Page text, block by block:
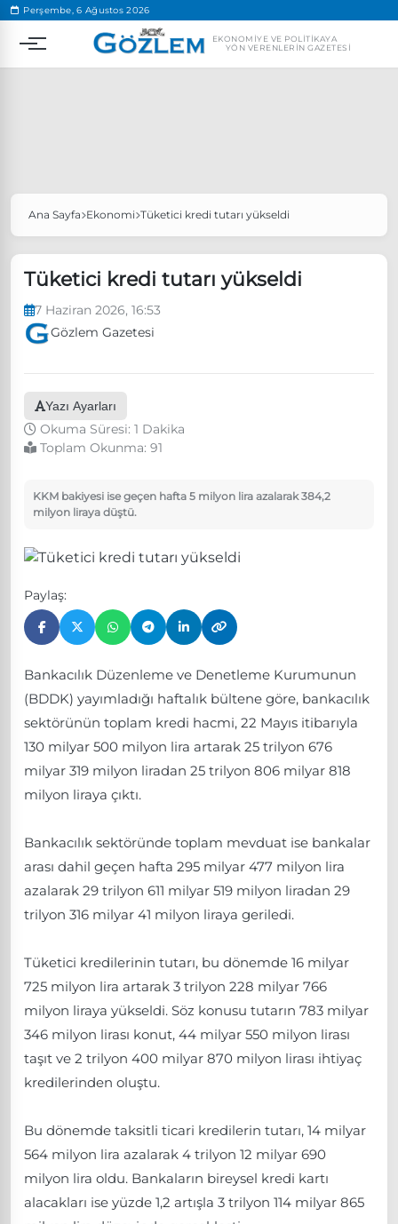
Perşembe, 6 Ağustos 2026
EKONOMIYE VE POLITIKAYA
YÖN VERENLERIN GAZETESI
Popüler Aramalar
Özgür Özel, Ekrem İmamoğlu’nu ziyaret edecek
Ünlü çift bir etkinliğe daha katılmama kararı aldı
Ana Sayfa Ekonomi Tüketici kredi tutarı yükseldi
Tüketici kredi tutarı yükseldi
7 Haziran 2026, 16:53
Gözlem Gazetesi
Yazı Ayarları
Okuma Süresi: 1 Dakika
Toplam Okunma: 91
KKM bakiyesi ise geçen hafta 5 milyon lira azalarak 384,2
milyon liraya düştü.
Paylaş:
Bankacılık Düzenleme ve Denetleme Kurumunun
(BDDK) yayımladığı haftalık bültene göre, bankacılık
sektörünün toplam kredi hacmi, 22 Mayıs itibarıyla
130 milyar 500 milyon lira artarak 25 trilyon 676
milyar 319 milyon liradan 25 trilyon 806 milyar 818
milyon liraya çıktı.
Bankacılık sektöründe toplam mevduat ise bankalar
arası dahil geçen hafta 295 milyar 477 milyon lira
azalarak 29 trilyon 611 milyar 519 milyon liradan 29
trilyon 316 milyar 41 milyon liraya geriledi.
Tüketici kredilerinin tutarı, bu dönemde 16 milyar
725 milyon lira artarak 3 trilyon 228 milyar 766
milyon liraya yükseldi. Söz konusu tutarın 783 milyar
346 milyon lirası konut, 44 milyar 550 milyon lirası
taşıt ve 2 trilyon 400 milyar 870 milyon lirası ihtiyaç
kredilerinden oluştu.
Bu dönemde taksitli ticari kredilerin tutarı, 14 milyar
564 milyon lira azalarak 4 trilyon 12 milyar 690
milyon lira oldu. Bankaların bireysel kredi kartı
alacakları ise yüzde 1,2 artışla 3 trilyon 114 milyar 865